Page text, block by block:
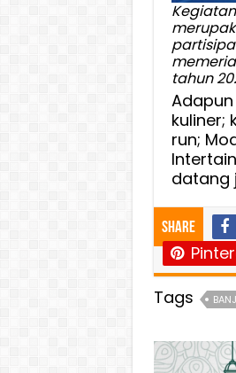
tahun
kuliner;
run;
datang
Share
Tags